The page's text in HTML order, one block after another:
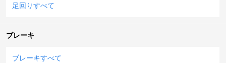
足回りすべて
ブレーキ
ブレーキすべて